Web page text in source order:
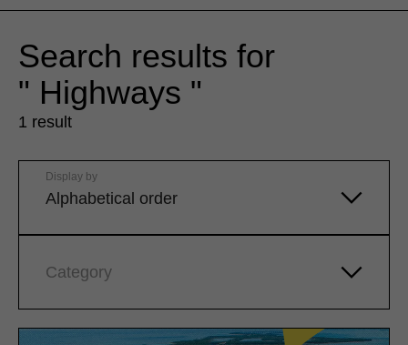
Search results for
" Highways "
1 result
Alphabetical order
Display by
Category